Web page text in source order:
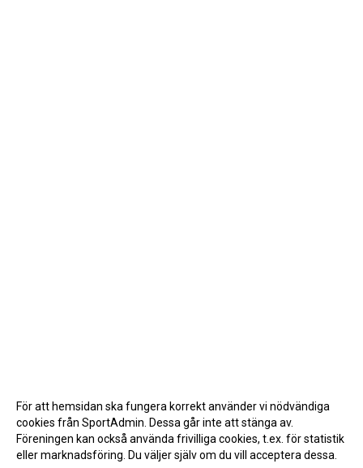
För att hemsidan ska fungera korrekt använder vi nödvändiga
cookies från SportAdmin. Dessa går inte att stänga av.
Föreningen kan också använda frivilliga cookies, t.ex. för statistik
eller marknadsföring. Du väljer själv om du vill acceptera dessa.